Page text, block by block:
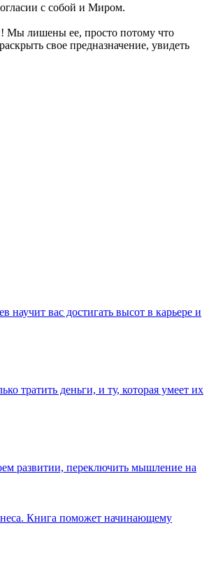
с собой и Миром.
Мы лишены ее, просто потому что
свое предназначение, увидеть
научит вас достигать высот в карьере и
тратить деньги, и ту, которая умеет их
развитии, переключить мышление на
Книга поможет начинающему